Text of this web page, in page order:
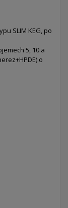
SLIM KEG, po
5, 10 a
o